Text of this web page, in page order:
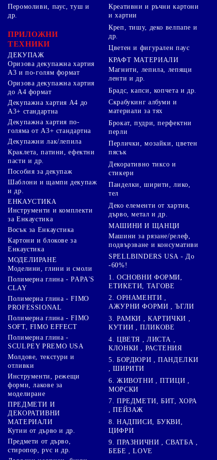
Перомоливи, паус, туш и
др.
ПРИЛОЖНИ
ТЕХНИКИ
ДЕКУПАЖ
Оризова декупажна хартия
А3 и по-голям формат
Оризова декупажна хартия
до А4 формат
Декупажна хартия А4 до
А3+ стандартна
Декупажна хартия по-
голяма от А3+ стандартна
Декупажни лак/лепила
Краклета, патини, ефектни
пасти и др.
Пособия за декупаж
Шаблони и щампи декупаж
и др.
ЕНКАУСТИКА
Инструменти и комплекти
за Енкаустика
Восък за Енкаустика
Картони и блокове за
Енкаустика
МОДЕЛИРАНЕ
Моделини, глини и смоли
Полимерна глина - PAPA'S
CLAY
Полимерна глина - FIMO
PROFESSIONAL
Полимерна глина - FIMO
SOFT, FIMO EFFECT
Полимерна глина -
SCULPEY PREMO USA
Молдове, текстури и
отливки
Инструменти, режещи
форми, лакове за
моделиране
ПРЕДМЕТИ И
ДЕКОРАТИВНИ
МАТЕРИАЛИ
Кутии от дърво и др.
Предмети от дърво,
стиропор, pvc и др.
Креативни и ръчни картони
и хартии
Креп, тишу, деко велпапе и
др.
Цветен и фигурален паус
КРАФТ МАТЕРИАЛИ
Магнити, лепила, лепящи
ленти и др.
Брадс, капси, копчета и др.
Скрабукинг албуми и
материали за тях
Брокат, пудри, перфектни
перли
Перлички, мозайки, цветен
пясък
Декоративно тиксо и
стикери
Панделки, ширити, лико,
тел
Деко елементи от хартия,
дърво, метал и др.
МАШИНИ И ЩАНЦИ
Машини за рязане/релеф,
подвързване и консумативи
SPELLBINDERS USA - До
-60%!
1. ОСНОВНИ ФОРМИ,
ЕТИКЕТИ, ТАГОВЕ
2. ОРНАМЕНТИ ,
АЖУРНИ ФОРМИ , ЪГЛИ
3. РАМКИ , КАРТИЧКИ ,
КУТИИ , ПЛИКОВЕ
4. ЦВЕТЯ , ЛИСТА ,
КЛОНКИ , РАСТЕНИЯ
5. БОРДЮРИ , ПАНДЕЛКИ
, ШИРИТИ
6. ЖИВОТНИ , ПТИЦИ ,
МОРСКИ
7. ПРЕДМЕТИ, БИТ, ХОРА
, ПЕЙЗАЖ
8. НАДПИСИ, БУКВИ,
ЦИФРИ
9. ПРАЗНИЧНИ , СВАТБА ,
БЕБЕ , LOVE